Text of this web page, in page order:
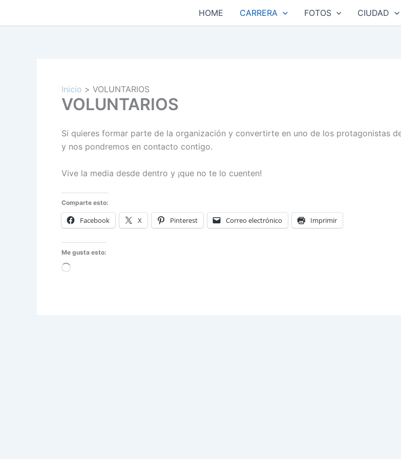
HOME CARRERA FOTOS CIUDAD
Inicio VOLUNTARIOS
VOLUNTARIOS
Si quieres formar parte de la organización y convertirte en uno de los protagonistas
y nos pondremos en contacto contigo.
Vive la media desde dentro y ¡que no te lo cuenten!
Comparte esto:
Facebook X Pinterest Correo electrónico Imprimir
Me gusta esto:
Cargando...